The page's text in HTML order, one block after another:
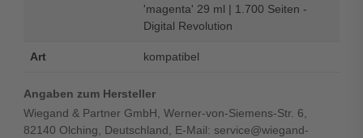
'magenta' 29 ml | 1.700 Seiten -
Digital Revolution
Art kompatibel
Angaben zum Hersteller
Wiegand & Partner GmbH, Werner-von-Siemens-Str. 6,
82140 Olching, Deutschland, E-Mail: service@wiegand-